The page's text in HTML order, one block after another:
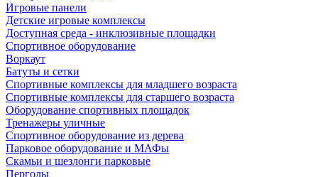
Игровые панели
Детские игровые комплексы
Доступная среда - инклюзивные площадки
Спортивное оборудование
Воркаут
Батуты и сетки
Спортивные комплексы для младшего возраста
Спортивные комплексы для старшего возраста
Оборудование спортивных площадок
Тренажеры уличные
Спортивное оборудование из дерева
Парковое оборудование и МАФы
Скамьи и шезлонги парковые
Перголы